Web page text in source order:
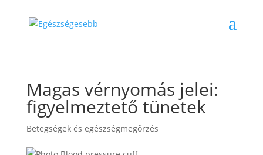
Magas vérnyomás jelei:
figyelmeztető tünetek
Betegségek és egészségmegőrzés